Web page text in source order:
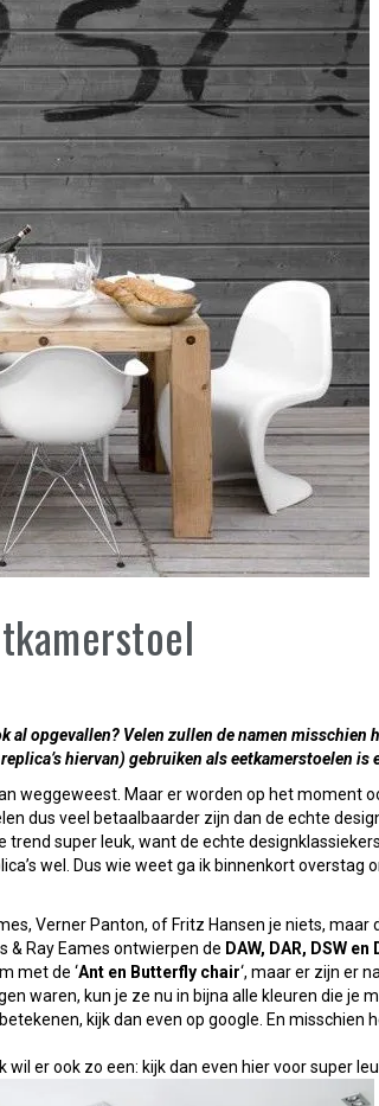
al opgevallen? Velen zullen de namen misschien
hiervan) gebruiken als eetkamerstoelen is
weggeweest. Maar er worden op het moment
dus veel betaalbaarder zijn dan de echte
super leuk, want de echte
wel. Dus wie weet ga ik binnenkort overstag
Verner Panton, of Fritz Hansen je niets,
& Ray Eames ontwierpen de DAW, DAR, DSW en
met de ‘Ant en Butterfly chair‘, maar er zijn er
waren, kun je ze nu in bijna alle kleuren die je
kijk dan even op google. En misschien
er ook zo een: kijk dan even hier voor super